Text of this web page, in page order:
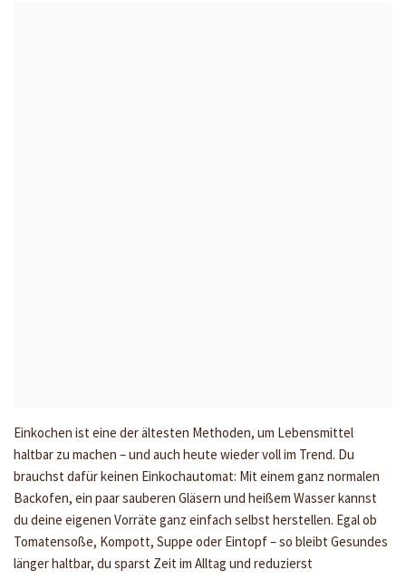
Einkochen ist eine der ältesten Methoden, um Lebensmittel
haltbar zu machen – und auch heute wieder voll im Trend. Du
brauchst dafür keinen Einkochautomat: Mit einem ganz normalen
Backofen, ein paar sauberen Gläsern und heißem Wasser kannst
du deine eigenen Vorräte ganz einfach selbst herstellen. Egal ob
Tomatensoße, Kompott, Suppe oder Eintopf – so bleibt Gesundes
länger haltbar, du sparst Zeit im Alltag und reduzierst